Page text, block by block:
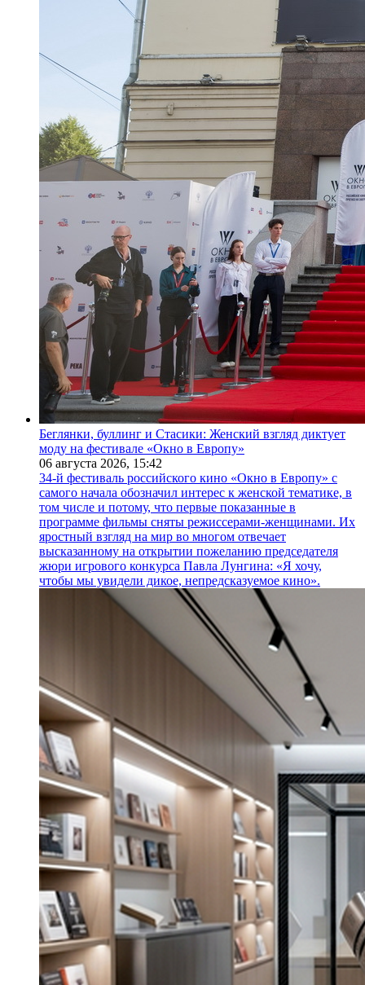
Беглянки, буллинг и Стасики: Женский взгляд диктует
моду на фестивале «Окно в Европу»
06 августа 2026, 15:42
34-й фестиваль российского кино «Окно в Европу» с
самого начала обозначил интерес к женской тематике, в
том числе и потому, что первые показанные в
программе фильмы сняты режиссерами-женщинами. Их
яростный взгляд на мир во многом отвечает
высказанному на открытии пожеланию председателя
жюри игрового конкурса Павла Лунгина: «Я хочу,
чтобы мы увидели дикое, непредсказуемое кино».